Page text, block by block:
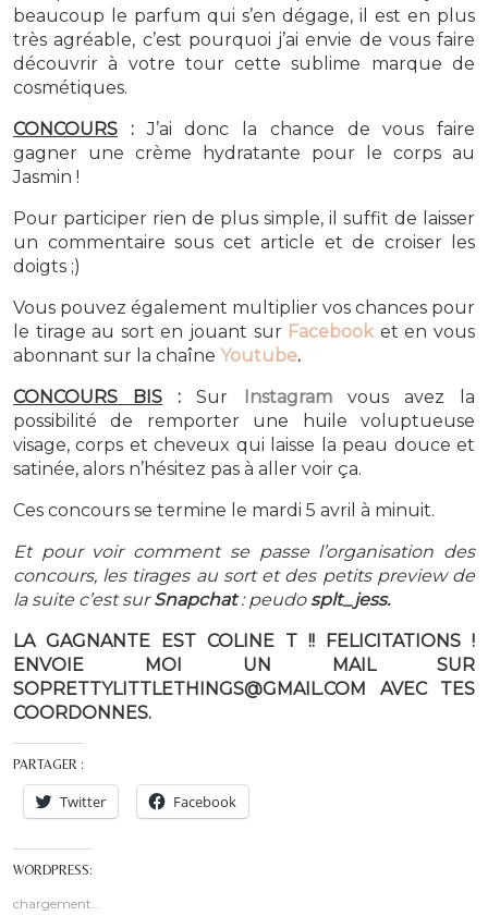
beaucoup le parfum qui s’en dégage, il est en plus
très agréable, c’est pourquoi j’ai envie de vous faire
découvrir à votre tour cette sublime marque de
cosmétiques.
CONCOURS :J’ai donc la chance de vous faire
gagner une crème hydratante pour le corps au
Jasmin !
Pour participer rien de plus simple, il suffit de laisser
un commentaire sous cet article et de croiser les
doigts ;)
Vous pouvez également multiplier vos chances pour
le tirage au sort en jouant sur Facebook et en vous
abonnant sur la chaîne Youtube.
CONCOURS BIS : Sur Instagramvous avez la
possibilité de remporter une huile voluptueuse
visage, corps et cheveux qui laisse la peau douce et
satinée, alors n’hésitez pas à aller voir ça.
Ces concours se termine le mardi 5 avril à minuit.
Et pour voir comment se passe l’organisation des
concours, les tirages au sort et des petits preview de
la suite c’est surSnapchat: peudosplt_jess.
LA GAGNANTE EST COLINE T !! FELICITATIONS !
ENVOIE MOI UN MAIL SUR
SOPRETTYLITTLETHINGS@GMAIL.COM AVEC TES
COORDONNES.
PARTAGER :
Twitter Facebook
WORDPRESS:
chargement…